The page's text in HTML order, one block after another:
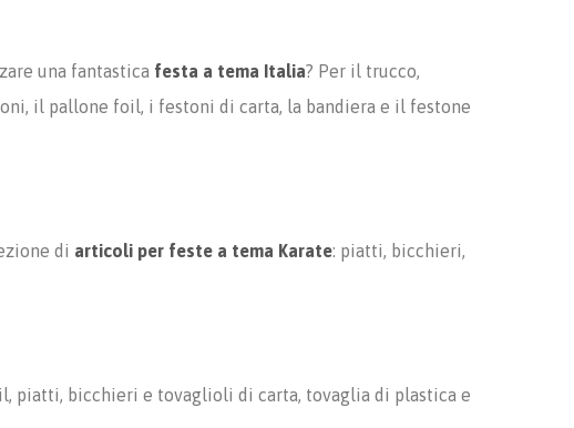
una fantastica festa a tema Italia? Per il trucco,
il pallone foil, i festoni di carta, la bandiera e il festone
di articoli per feste a tema Karate: piatti, bicchieri,
piatti, bicchieri e tovaglioli di carta, tovaglia di plastica e